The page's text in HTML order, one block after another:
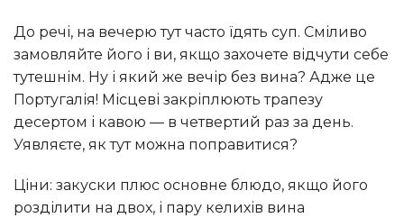
До речі, на вечерю тут часто їдять суп. Сміливо
замовляйте його і ви, якщо захочете відчути себе
тутешнім. Ну і який же вечір без вина? Адже це
Португалія! Місцеві закріплюють трапезу
десертом і кавою — в четвертий раз за день.
Уявляєте, як тут можна поправитися?
Ціни: закуски плюс основне блюдо, якщо його
розділити на двох, і пару келихів вина